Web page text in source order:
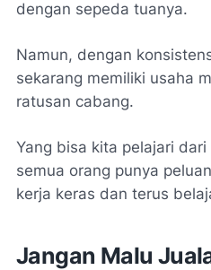
dengan sepeda tuanya.
Namun, dengan
sekarang memiliki usaha
ratusan cabang.
Yang bisa kita pelajari
semua orang punya
kerja keras dan terus
Jangan Malu